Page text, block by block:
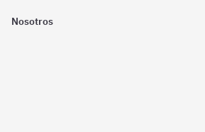
Nosotros